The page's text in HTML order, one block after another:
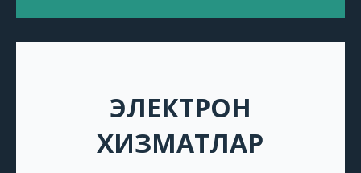
ЭЛЕКТРОН
ХИЗМАТЛАР